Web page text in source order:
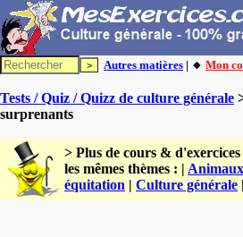
Autres matières | 🔸 Mon
Tests / Quiz / Quizz de culture générale
surprenants
> Plus de cours &
les mêmes thèmes : |
équitation | Culture générale